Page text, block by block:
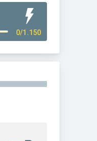
0/1.150